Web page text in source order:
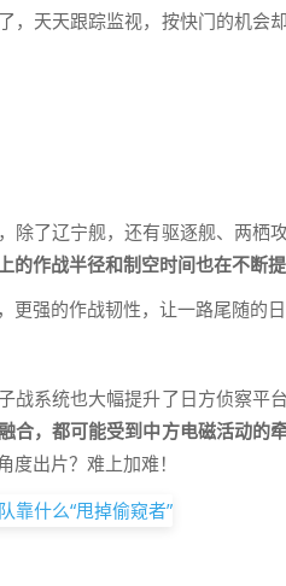
，天天跟踪监视，按快门的机会
除了辽宁舰，还有驱逐舰、两栖
的作战半径和制空时间也在不断提
更强的作战韧性，让一路尾随的
战系统也大幅提升了日方侦察平
合，都可能受到中方电磁活动的牵
度出片？难上加难！